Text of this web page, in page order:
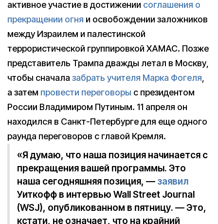
активное участие в достижении соглашения о
прекращении огня и освобождении заложников
между Израилем и палестинской
террористической группировкой ХАМАС. Позже
представитель Трампа дважды летал в Москву,
чтобы сначала забрать учителя Марка Фогеля,
а затем провести переговоры с президентом
России Владимиром Путиным. 11 апреля он
находился в Санкт-Петербурге для еще одного
раунда переговоров с главой Кремля.
«Я думаю, что наша позиция начинается с
прекращения вашей программы. Это
наша сегодняшняя позиция, — заявил
Уиткофф в интервью Wall Street Journal
(WSJ), опубликованном в пятницу. — Это,
кстати, не означает, что на крайний